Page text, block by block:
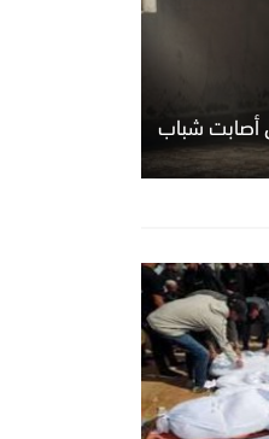
أصابت شباب